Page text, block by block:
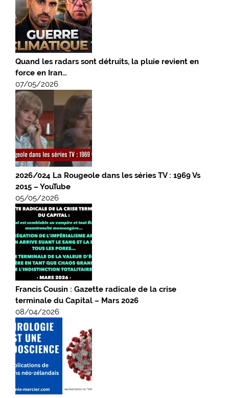
Quand les radars sont détruits, la pluie revient en
force en Iran…
07/05/2026
2026/024 La Rougeole dans les séries TV : 1969 Vs
2015 – YouTube
05/05/2026
Francis Cousin : Gazette radicale de la crise
terminale du Capital – Mars 2026
08/04/2026